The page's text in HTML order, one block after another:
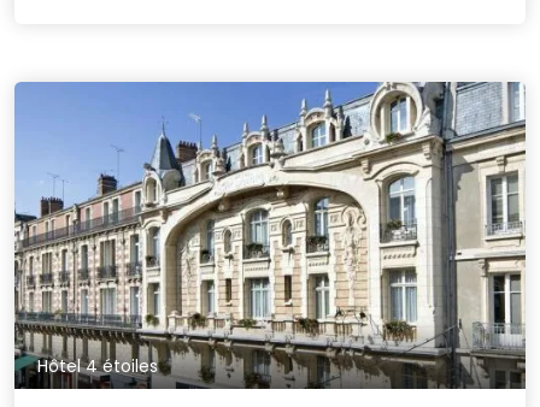
Hôtel 4 étoiles